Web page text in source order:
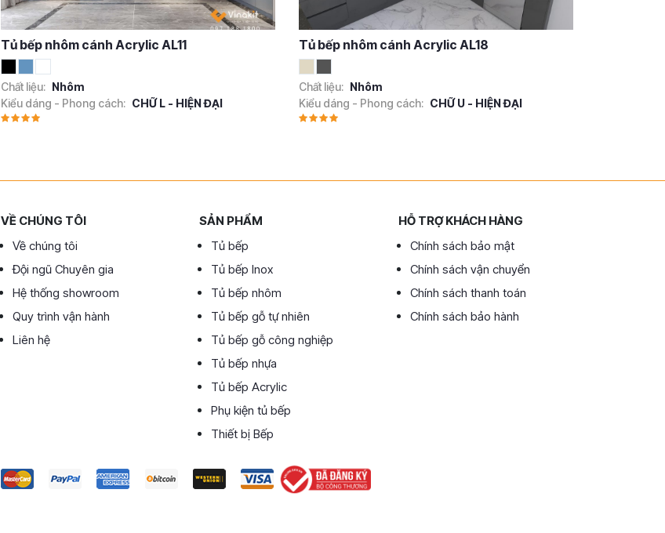
Tủ bếp nhôm cánh Acrylic AL11
Chất liệu: Nhôm
Kiểu dáng - Phong cách: CHỮ L - HIỆN ĐẠI
Tủ bếp nhôm cánh Acrylic AL18
Chất liệu: Nhôm
Kiểu dáng - Phong cách: CHỮ U - HIỆN ĐẠI
VỀ CHÚNG TÔI
Về chúng tôi
Đội ngũ Chuyên gia
Hệ thống showroom
Quy trình vận hành
Liên hệ
SẢN PHẨM
Tủ bếp
Tủ bếp Inox
Tủ bếp nhôm
Tủ bếp gỗ tự nhiên
Tủ bếp gỗ công nghiệp
Tủ bếp nhựa
Tủ bếp Acrylic
Phụ kiện tủ bếp
Thiết bị Bếp
HỖ TRỢ KHÁCH HÀNG
Chính sách bảo mật
Chính sách vận chuyển
Chính sách thanh toán
Chính sách bảo hành